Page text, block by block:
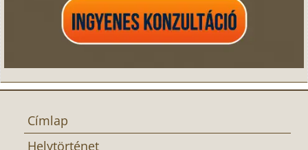
Címlap
Helytörténet